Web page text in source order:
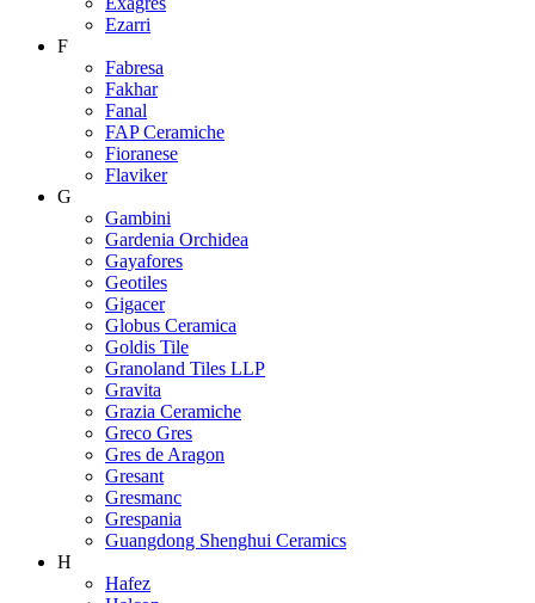
Ezarri
F
Fabresa
Fakhar
Fanal
FAP Ceramiche
Fioranese
Flaviker
G
Gambini
Gardenia Orchidea
Gayafores
Geotiles
Gigacer
Globus Ceramica
Goldis Tile
Granoland Tiles LLP
Gravita
Grazia Ceramiche
Greco Gres
Gres de Aragon
Gresant
Gresmanc
Grespania
Guangdong Shenghui Ceramics
H
Hafez